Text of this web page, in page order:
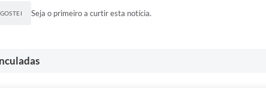
Seja o primeiro a curtir esta notícia.